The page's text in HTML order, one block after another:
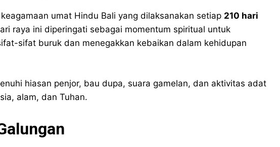
umat Hindu Bali yang dilaksanakan setiap 210 hari
raya ini diperingati sebagai momentum spiritual untuk
sifat buruk dan menegakkan kebaikan dalam kehidupan
hiasan penjor, bau dupa, suara gamelan, dan aktivitas adat
alam, dan Tuhan.